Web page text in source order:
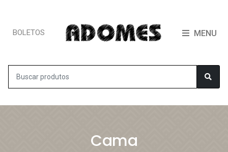
BOLETOS MENU
Cama